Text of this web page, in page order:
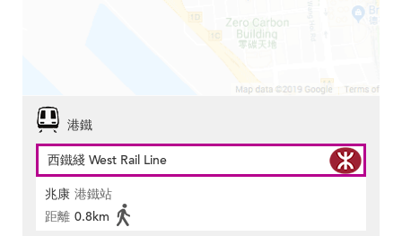
港鐵
西鐵綫 West Rail Line
兆康 港鐵站
距離 0.8km